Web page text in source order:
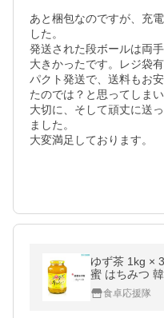
あと梱包なのですが、充
した。
発送された段ボールは両
大きかったです。レジ袋
パクト発送で、送料もお
たのでは？と思ってしまい
大切に、そして頑丈に送
ました。
大変満足しております。
ゆず茶 1kg ×
蜜 はちみつ
食卓応援隊